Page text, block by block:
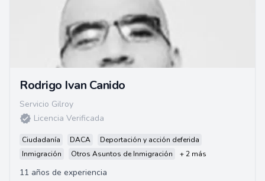
Rodrigo Ivan Canido
Servicio Gilroy
Licencia Verificada
Ciudadanía DACA
Deportación y acción deferida
Inmigración
Otros Asuntos de Inmigración + 2 más
11 años de experiencia